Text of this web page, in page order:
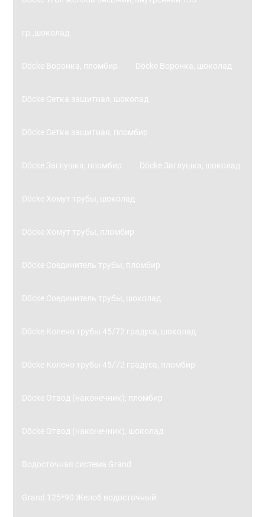
гр.,шоколад
Döcke Воронка, пломбир Döcke Воронка, шоколад
Döcke Сетка защитная, шоколад
Döcke Сетка защитная, пломбир
Döcke Заглушка, пломбир Döcke Заглушка, шоколад
Döcke Хомут трубы, шоколад
Döcke Хомут трубы, пломбир
Döcke Соединитель трубы, пломбир
Döcke Соединитель трубы, шоколад
Döcke Колено трубы 45/72 градуса, шоколад
Döcke Колено трубы 45/72 градуса, пломбир
Döcke Отвод (наконечник), пломбир
Döcke Отвод (наконечник), шоколад
Водосточная система Grand
Grand 125*90 Желоб водосточный